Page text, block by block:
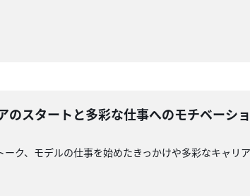
のスタートと多彩な仕事へのモチベーシ
ク、モデルの仕事を始めたきっかけや多彩なキャリ